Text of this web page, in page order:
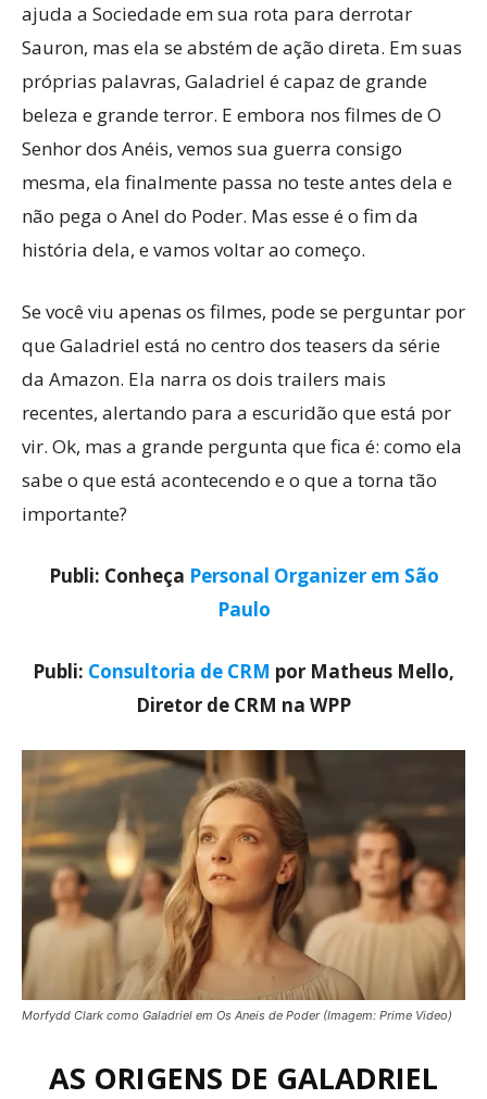
ajuda a Sociedade em sua rota para derrotar
Sauron, mas ela se abstém de ação direta. Em suas
próprias palavras, Galadriel é capaz de grande
beleza e grande terror. E embora nos filmes de O
Senhor dos Anéis, vemos sua guerra consigo
mesma, ela finalmente passa no teste antes dela e
não pega o Anel do Poder. Mas esse é o fim da
história dela, e vamos voltar ao começo.
Se você viu apenas os filmes, pode se perguntar por
que Galadriel está no centro dos teasers da série
da Amazon. Ela narra os dois trailers mais
recentes, alertando para a escuridão que está por
vir. Ok, mas a grande pergunta que fica é: como ela
sabe o que está acontecendo e o que a torna tão
importante?
Publi: Conheça Personal Organizer em São
Paulo
Publi: Consultoria de CRM por Matheus Mello,
Diretor de CRM na WPP
Morfydd Clark como Galadriel em Os Aneis de Poder (Imagem: Prime Video)
AS ORIGENS DE GALADRIEL